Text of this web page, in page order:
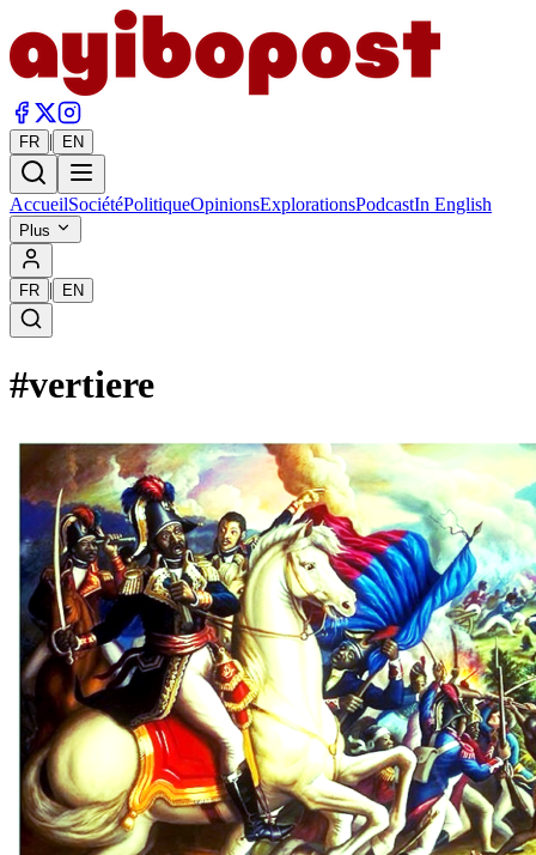
FR | EN
AccueilSociétéPolitiqueOpinionsExplorationsPodcastIn English
Plus
FR | EN
#vertiere